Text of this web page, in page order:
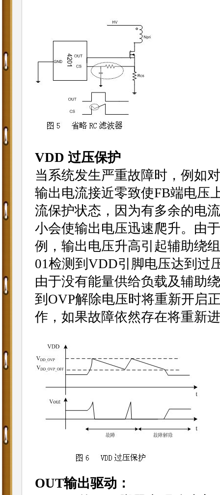
VDD 过压保护
当系统发生严重故障时，例如
输出电流接近零致使FB端电压
流保护状态，因为有多余的电
小会使输出电压迅速爬升。由
例，输出电压升高引起辅助绕
01检测到VDD引脚电压达到过
由于没有能量供给负载及辅助
到OVP解除电压时将重新开启
作，如果故障依然存在将重新
OUT输出驱动：